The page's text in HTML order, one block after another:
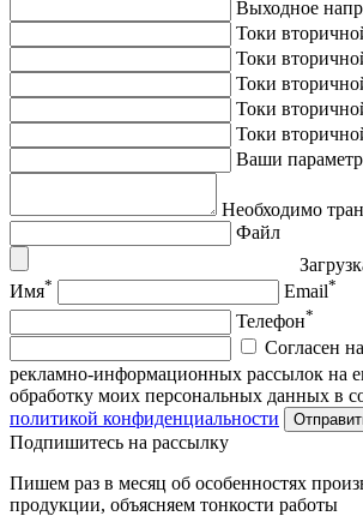
Выходное
Токи
Токи
Токи
Токи
Токи
Ваши
Необходимо
Файл
Имя* Email*
Телефон*
Согласен
рекламно-информационных рассылок на
обработку моих персональных данных в
политикой конфиденциальности
Подпишитеcь на рассылку
Пишем раз в месяц об особенностях
продукции, объясняем тонкости работы